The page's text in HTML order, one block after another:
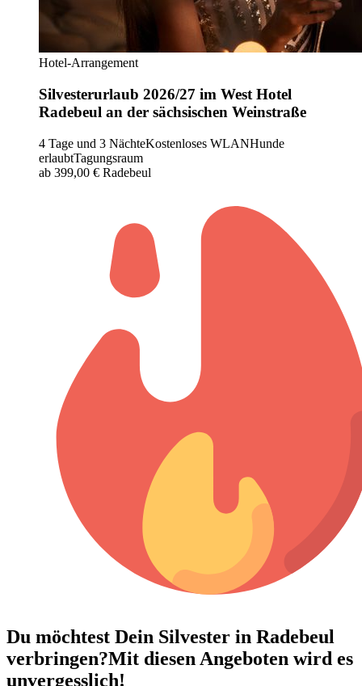
Hotel-Arrangement
Silvesterurlaub 2026/27 im West Hotel
Radebeul an der sächsischen Weinstraße
4 Tage und 3 NächteKostenloses WLANHunde
erlaubtTagungsraum
ab 399,00 € Radebeul
Du möchtest Dein Silvester in Radebeul
verbringen?Mit diesen Angeboten wird es
unvergesslich!